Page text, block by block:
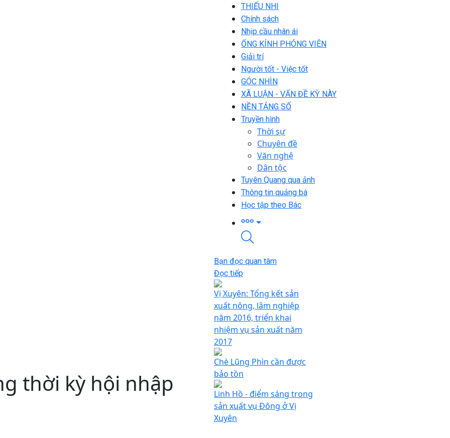
THIẾU NHI
Chính sách
Nhịp cầu nhân ái
ỐNG KÍNH PHÓNG VIÊN
Giải trí
Người tốt - Việc tốt
GÓC NHÌN
XÃ LUẬN - VẤN ĐỀ KỲ NÀY
NỀN TẢNG SỐ
Truyền hình
Thời sự
Chuyên đề
Văn nghệ
Dân tộc
Tuyên Quang qua ảnh
Thông tin quảng bá
Học tập theo Bác
thời kỳ hội nhập
Bạn đọc quan tâm
Đọc tiếp
Vị Xuyên: Tổng kết sản
xuất nông, lâm nghiệp
năm 2016, triển khai
nhiệm vụ sản xuất năm
2017
Chè Lũng Phìn cần được
bảo tồn
Linh Hồ - điểm sáng trong
sản xuất vụ Đông ở Vị
Xuyên